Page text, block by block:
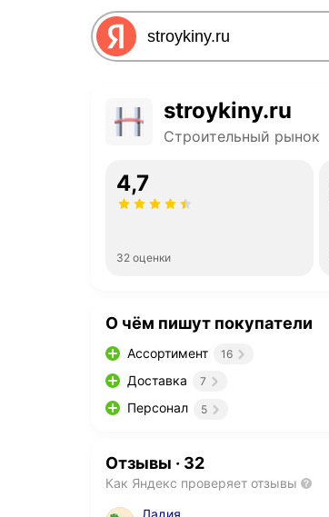
stroykiny.ru
Строительный рынок
4,7
32 оценки
О чём пишут покупатели
Ассортимент 16
Доставка 7
Персонал 5
Отзывы · 32
Как Яндекс проверяет отзывы
Ладия